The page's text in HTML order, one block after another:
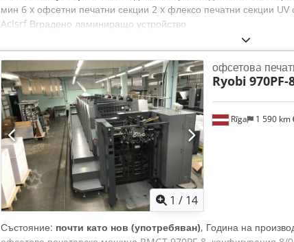
мин 6 x офсетни печатни секции 2 x флексо печатни секции
Aclsrf Вградено ламиниращо устройство
1 / 14
Rīga 1 590 km
офсетовa
Ryobi 970PF-
Състояние: почти като нов (употребяван), Година на